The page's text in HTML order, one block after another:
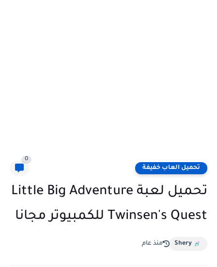
تحميل العاب خفيفة
0
تحميل لعبة Little Big Adventure
Twinsen's Quest للكمبيوتر مجانا
Shery منذ عام